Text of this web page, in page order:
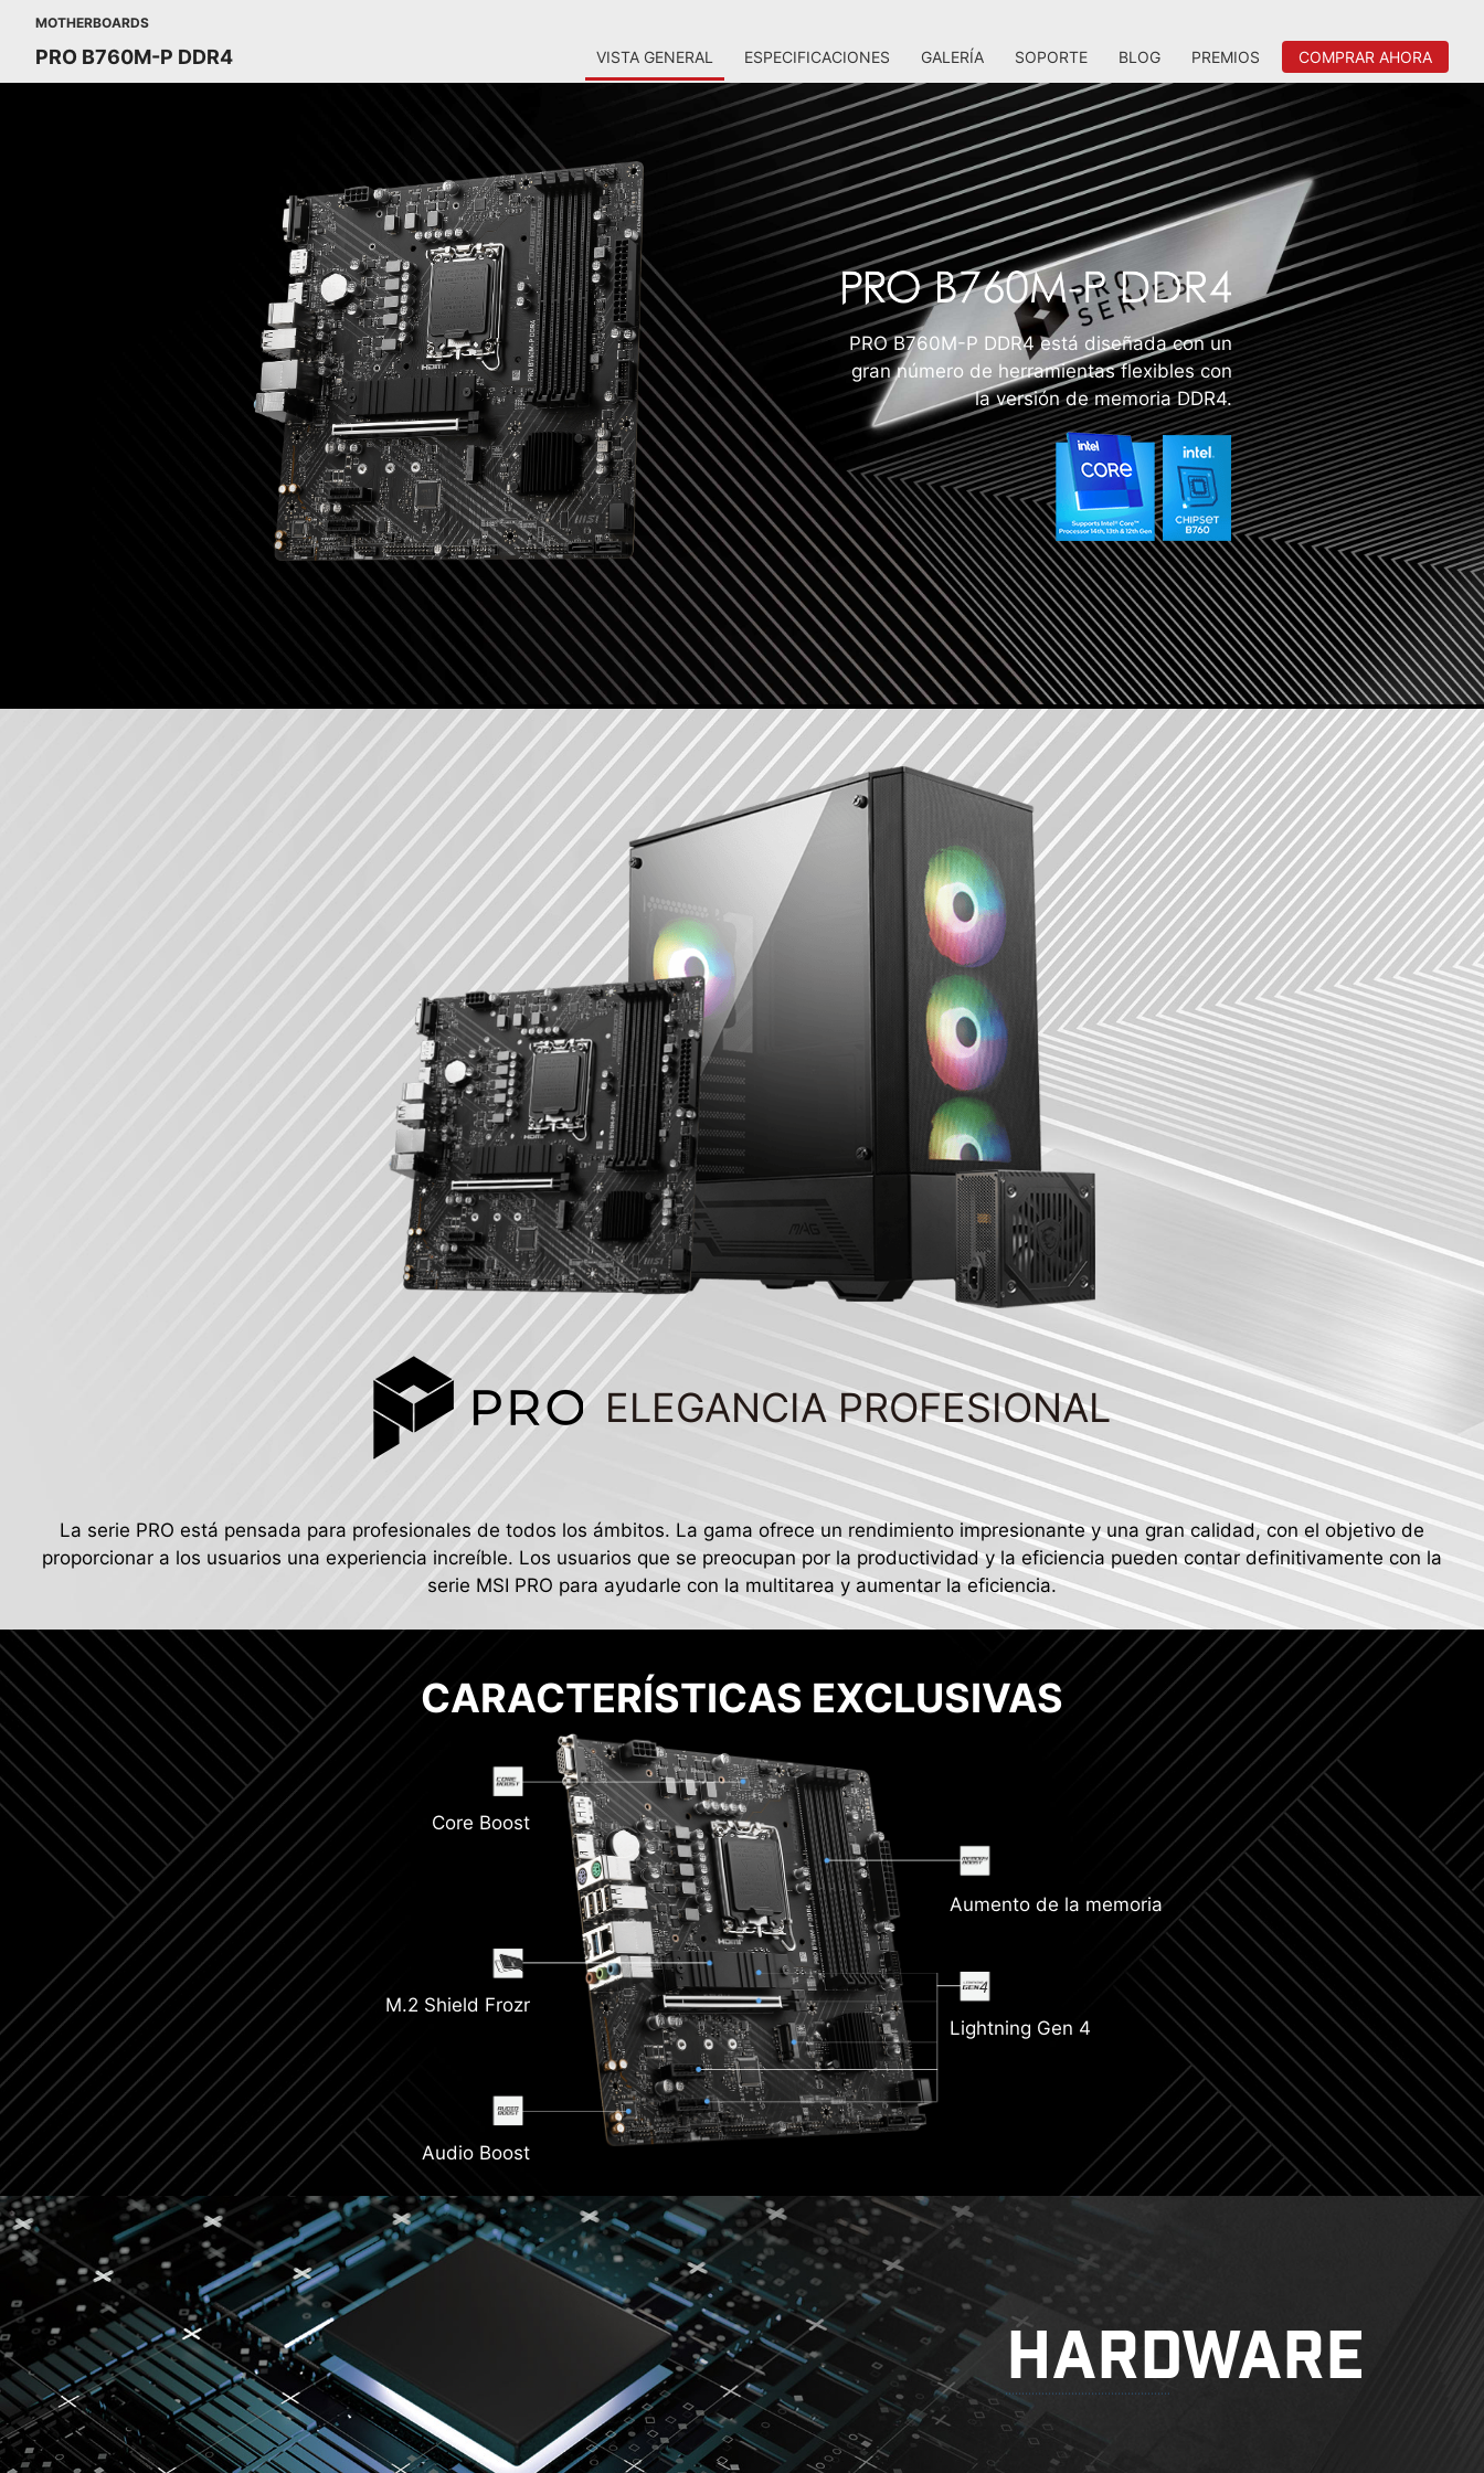
MOTHERBOARDS
PRO B760M-P DDR4 VISTA GENERAL ESPECIFICACIONES GALERÍA SOPORTE BLOG PREMIOS COMPRAR AHORA
PRO B760M-P DDR4 está diseñada con un
gran número de herramientas flexibles con
la versión de memoria DDR4.
ELEGANCIA PROFESIONAL
La serie PRO está pensada para profesionales de todos los ámbitos. La gama ofrece un rendimiento impresionante y una gran calidad, con el objetivo de
proporcionar a los usuarios una experiencia increíble. Los usuarios que se preocupan por la productividad y la eficiencia pueden contar definitivamente con la
serie MSI PRO para ayudarle con la multitarea y aumentar la eficiencia.
CARACTERÍSTICAS EXCLUSIVAS
Core Boost
M.2 Shield Frozr
Audio Boost
Aumento de la memoria
Lightning Gen 4
HARDWARE